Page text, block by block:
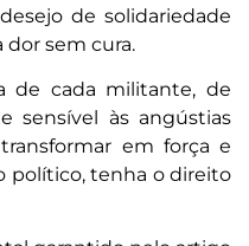
de solidariedade
sem cura.
de cada militante, de
sensível às angústias
em força e
político, tenha o direito